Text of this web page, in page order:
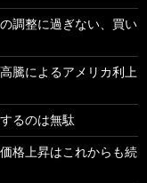
調整に過ぎない、買い
騰によるアメリカ利上
るのは無駄
格上昇はこれからも続